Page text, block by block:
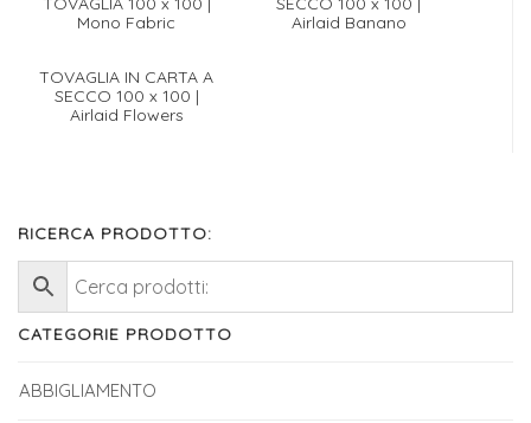
Mono Fabric
Airlaid Banano
TOVAGLIA IN CARTA A
SECCO 100 x 100 |
Airlaid Flowers
RICERCA PRODOTTO:
CATEGORIE PRODOTTO
ABBIGLIAMENTO